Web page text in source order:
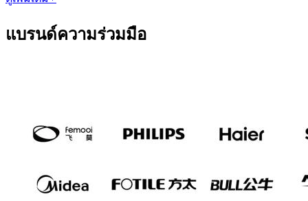
แบรนด์ความร่วมมือ